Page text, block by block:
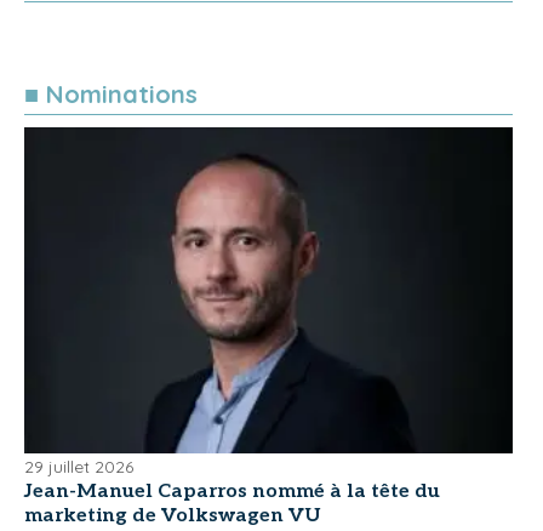
■ Nominations
29 juillet 2026
Jean-Manuel Caparros nommé à la tête du
marketing de Volkswagen VU